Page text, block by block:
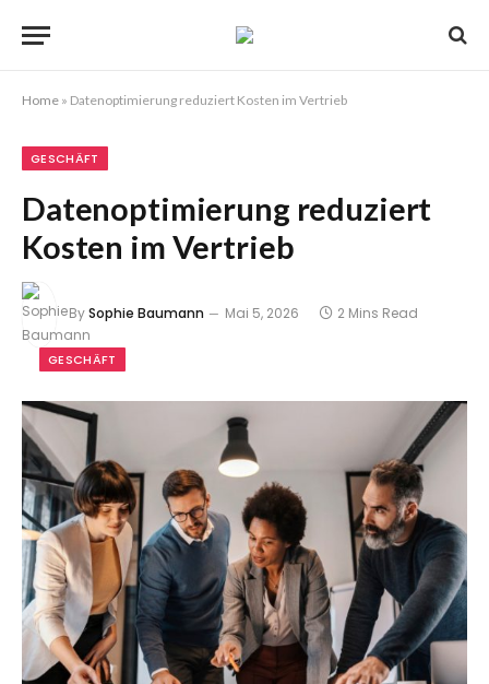
Home » Datenoptimierung reduziert Kosten im Vertrieb
GESCHÄFT
Datenoptimierung reduziert
Kosten im Vertrieb
BySophie Baumann Mai 5, 2026 2 Mins Read
GESCHÄFT